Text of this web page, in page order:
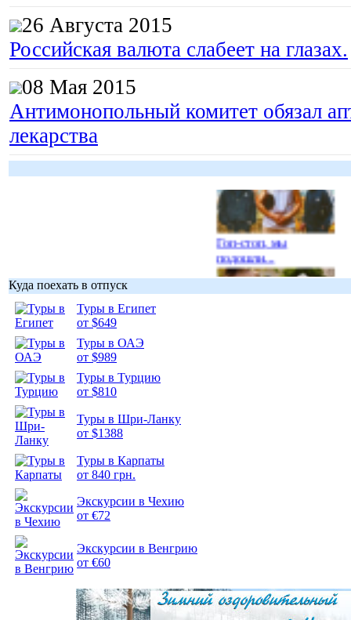
26 Августа 2015
Российская валюта слабеет на глазах.
08 Мая 2015
Антимонопольный комитет обязал
лекарства
Гоп-стоп, мы
подошли...
Куда поехать в отпуск
Туры в Египет
от $649
Туры в ОАЭ
от $989
Туры в Турцию
от $810
Туры в Шри-Ланку
от $1388
Туры в Карпаты
от 840 грн.
Экскурсии в Чехию
от €72
Экскурсии в Венгрию
от €60